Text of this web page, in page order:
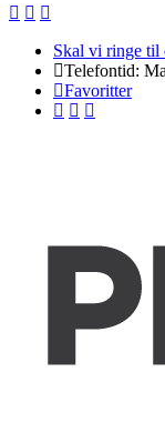
Skal vi ringe til
Telefontid:
Favoritter